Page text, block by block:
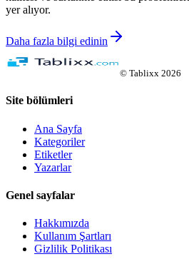
yer alıyor.
Daha fazla bilgi edinin
© Tablixx 2026
Site bölümleri
Ana Sayfa
Kategoriler
Etiketler
Yazarlar
Genel sayfalar
Hakkımızda
Kullanım Şartları
Gizlilik Politikası